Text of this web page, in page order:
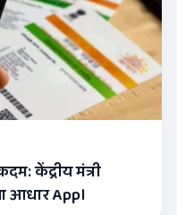
केंद्रीय मंत्री
आधार App।